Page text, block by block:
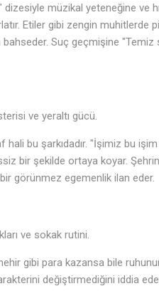
müzikal yeteneğine ve
Etiler gibi zengin muhitlerde
bahseder. Suç geçmişine
ve yeraltı gücü.
bu şarkıdadır. "İşimiz bu
bir şekilde ortaya koyar.
görünmez egemenlik ilan eder.
ve sokak rutini.
gibi para kazansa bile
değiştirmediğini iddia